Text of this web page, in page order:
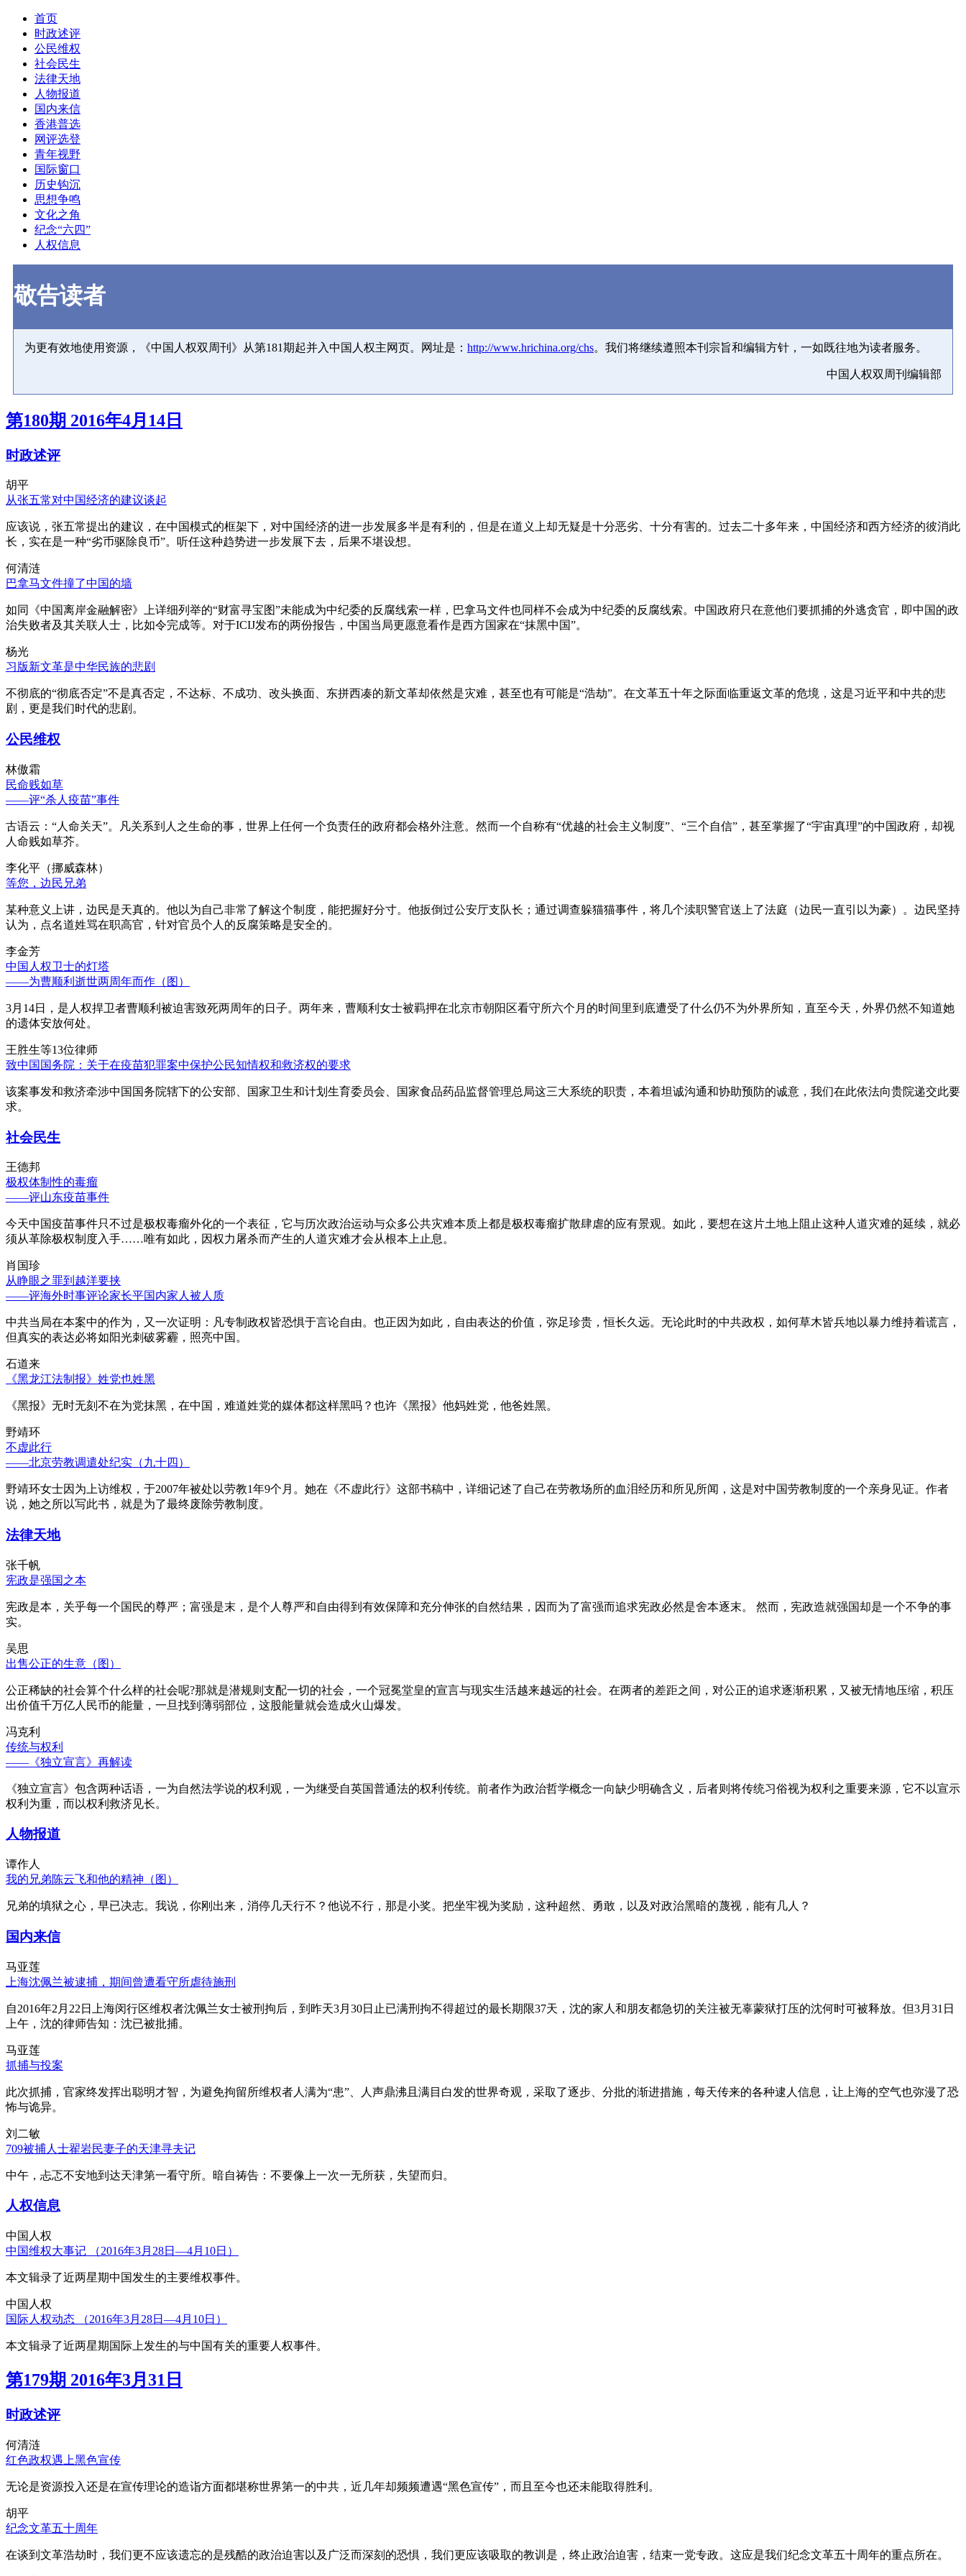
首页
时政述评
公民维权
社会民生
法律天地
人物报道
国内来信
香港普选
网评选登
青年视野
国际窗口
历史钩沉
思想争鸣
文化之角
纪念“六四”
人权信息
敬告读者
为更有效地使用资源，《中国人权双周刊》从第181期起并入中国人权主网页。网址是： http://www.hrichina.org/chs。我们将继续遵照本刊宗旨和编辑方针，一如既往地为读者服务。
中国人权双周刊编辑部
第180期 2016年4月14日
时政述评
胡平
从张五常对中国经济的建议谈起
应该说，张五常提出的建议，在中国模式的框架下，对中国经济的进一步发展多半是有利的，但是在道义上却无疑是十分恶劣、十分有害的。过去二十多年来，中国经济和西方经济的彼消此
长，实在是一种“劣币驱除良币”。听任这种趋势进一步发展下去，后果不堪设想。
何清涟
巴拿马文件撞了中国的墙
如同《中国离岸金融解密》上详细列举的“财富寻宝图”未能成为中纪委的反腐线索一样，巴拿马文件也同样不会成为中纪委的反腐线索。中国政府只在意他们要抓捕的外逃贪官，即中国的政
治失败者及其关联人士，比如令完成等。对于ICIJ发布的两份报告，中国当局更愿意看作是西方国家在“抹黑中国”。
杨光
习版新文革是中华民族的悲剧
不彻底的“彻底否定”不是真否定，不达标、不成功、改头换面、东拼西凑的新文革却依然是灾难，甚至也有可能是“浩劫”。在文革五十年之际面临重返文革的危境，这是习近平和中共的悲
剧，更是我们时代的悲剧。
公民维权
林傲霜
民命贱如草
——评“杀人疫苗”事件
古语云：“人命关天”。凡关系到人之生命的事，世界上任何一个负责任的政府都会格外注意。然而一个自称有“优越的社会主义制度”、“三个自信”，甚至掌握了“宇宙真理”的中国政府，却视
人命贱如草芥。
李化平（挪威森林）
等您，边民兄弟
某种意义上讲，边民是天真的。他以为自己非常了解这个制度，能把握好分寸。他扳倒过公安厅支队长；通过调查躲猫猫事件，将几个渎职警官送上了法庭（边民一直引以为豪）。边民坚持
认为，点名道姓骂在职高官，针对官员个人的反腐策略是安全的。
李金芳
中国人权卫士的灯塔
——为曹顺利逝世两周年而作（图）
3月14日，是人权捍卫者曹顺利被迫害致死两周年的日子。两年来，曹顺利女士被羁押在北京市朝阳区看守所六个月的时间里到底遭受了什么仍不为外界所知，直至今天，外界仍然不知道她
的遗体安放何处。
王胜生等13位律师
致中国国务院：关于在疫苗犯罪案中保护公民知情权和救济权的要求
该案事发和救济牵涉中国国务院辖下的公安部、国家卫生和计划生育委员会、国家食品药品监督管理总局这三大系统的职责，本着坦诚沟通和协助预防的诚意，我们在此依法向贵院递交此要
求。
社会民生
王德邦
极权体制性的毒瘤
——评山东疫苗事件
今天中国疫苗事件只不过是极权毒瘤外化的一个表征，它与历次政治运动与众多公共灾难本质上都是极权毒瘤扩散肆虐的应有景观。如此，要想在这片土地上阻止这种人道灾难的延续，就必
须从革除极权制度入手……唯有如此，因权力屠杀而产生的人道灾难才会从根本上止息。
肖国珍
从睁眼之罪到越洋要挟
——评海外时事评论家长平国内家人被人质
中共当局在本案中的作为，又一次证明：凡专制政权皆恐惧于言论自由。也正因为如此，自由表达的价值，弥足珍贵，恒长久远。无论此时的中共政权，如何草木皆兵地以暴力维持着谎言，
但真实的表达必将如阳光刺破雾霾，照亮中国。
石道来
《黑龙江法制报》姓党也姓黑
《黑报》无时无刻不在为党抹黑，在中国，难道姓党的媒体都这样黑吗？也许《黑报》他妈姓党，他爸姓黑。
野靖环
不虚此行
——北京劳教调遣处纪实（九十四）
野靖环女士因为上访维权，于2007年被处以劳教1年9个月。她在《不虚此行》这部书稿中，详细记述了自己在劳教场所的血泪经历和所见所闻，这是对中国劳教制度的一个亲身见证。作者
说，她之所以写此书，就是为了最终废除劳教制度。
法律天地
张千帆
宪政是强国之本
宪政是本，关乎每一个国民的尊严；富强是末，是个人尊严和自由得到有效保障和充分伸张的自然结果，因而为了富强而追求宪政必然是舍本逐末。 然而，宪政造就强国却是一个不争的事
实。
吴思
出售公正的生意（图）
公正稀缺的社会算个什么样的社会呢?那就是潜规则支配一切的社会，一个冠冕堂皇的宣言与现实生活越来越远的社会。在两者的差距之间，对公正的追求逐渐积累，又被无情地压缩，积压
出价值千万亿人民币的能量，一旦找到薄弱部位，这股能量就会造成火山爆发。
冯克利
传统与权利
——《独立宣言》再解读
《独立宣言》包含两种话语，一为自然法学说的权利观，一为继受自英国普通法的权利传统。前者作为政治哲学概念一向缺少明确含义，后者则将传统习俗视为权利之重要来源，它不以宣示
权利为重，而以权利救济见长。
人物报道
谭作人
我的兄弟陈云飞和他的精神（图）
兄弟的填狱之心，早已决志。我说，你刚出来，消停几天行不？他说不行，那是小奖。把坐牢视为奖励，这种超然、勇敢，以及对政治黑暗的蔑视，能有几人？
国内来信
马亚莲
上海沈佩兰被逮捕，期间曾遭看守所虐待施刑
自2016年2月22日上海闵行区维权者沈佩兰女士被刑拘后，到昨天3月30日止已满刑拘不得超过的最长期限37天，沈的家人和朋友都急切的关注被无辜蒙狱打压的沈何时可被释放。但3月31日
上午，沈的律师告知：沈已被批捕。
马亚莲
抓捕与投案
此次抓捕，官家终发挥出聪明才智，为避免拘留所维权者人满为“患”、人声鼎沸且满目白发的世界奇观，采取了逐步、分批的渐进措施，每天传来的各种逮人信息，让上海的空气也弥漫了恐
怖与诡异。
刘二敏
709被捕人士翟岩民妻子的天津寻夫记
中午，忐忑不安地到达天津第一看守所。暗自祷告：不要像上一次一无所获，失望而归。
人权信息
中国人权
中国维权大事记 （2016年3月28日—4月10日）
本文辑录了近两星期中国发生的主要维权事件。
中国人权
国际人权动态 （2016年3月28日—4月10日）
本文辑录了近两星期国际上发生的与中国有关的重要人权事件。
第179期 2016年3月31日
时政述评
何清涟
红色政权遇上黑色宣传
无论是资源投入还是在宣传理论的造诣方面都堪称世界第一的中共，近几年却频频遭遇“黑色宣传”，而且至今也还未能取得胜利。
胡平
纪念文革五十周年
在谈到文革浩劫时，我们更不应该遗忘的是残酷的政治迫害以及广泛而深刻的恐惧，我们更应该吸取的教训是，终止政治迫害，结束一党专政。这应是我们纪念文革五十周年的重点所在。